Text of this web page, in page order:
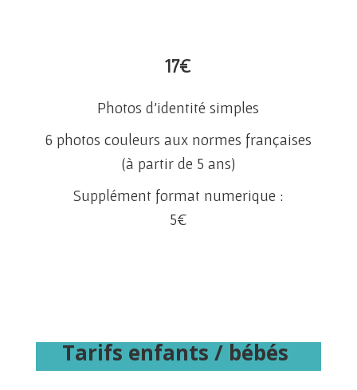
17€
Photos d’identité simples
6 photos couleurs aux normes françaises
(à partir de 5 ans)
Supplément format numerique :
5€
Tarifs enfants / bébés